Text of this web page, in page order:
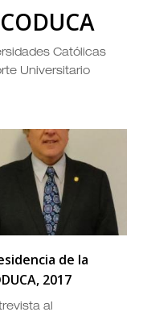
Católicas
Universitario
de la
2017
al